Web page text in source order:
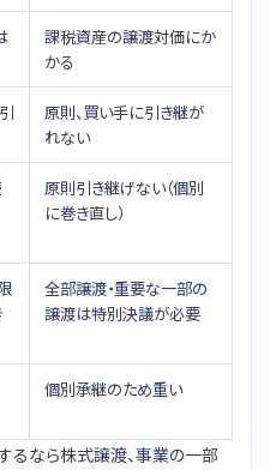
課税資産の譲渡対価にか
かる
原則、買い手に引き継が
れない
原則引き継げない（個別
に巻き直し）
全部譲渡・重要な一部の
譲渡は特別決議が必要
個別承継のため重い
るなら株式譲渡、事業の一部